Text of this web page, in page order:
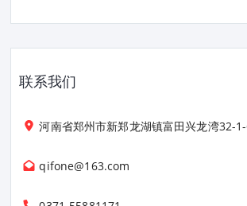
联系我们
河南省郑州市新郑龙湖镇富田兴龙湾32-
qifone@163.com